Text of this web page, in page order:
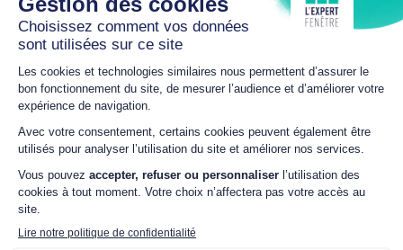
TOUS NOS GUIDES ET CONSEILS
REJOIGNEZ LE RÉSEAU !
poseurs indépendants. Notre notoriété : une qualité de mise en